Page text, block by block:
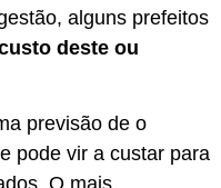
alguns prefeitos
deste ou
previsão de o
pode vir a custar para